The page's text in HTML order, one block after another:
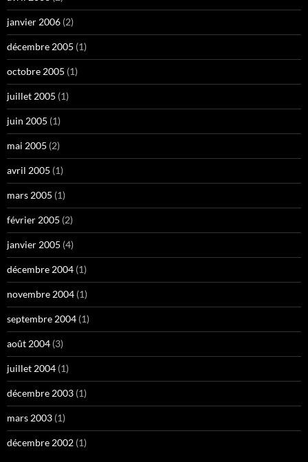
janvier 2006 (2)
décembre 2005 (1)
octobre 2005 (1)
juillet 2005 (1)
juin 2005 (1)
mai 2005 (2)
avril 2005 (1)
mars 2005 (1)
février 2005 (2)
janvier 2005 (4)
décembre 2004 (1)
novembre 2004 (1)
septembre 2004 (1)
août 2004 (3)
juillet 2004 (1)
décembre 2003 (1)
mars 2003 (1)
décembre 2002 (1)